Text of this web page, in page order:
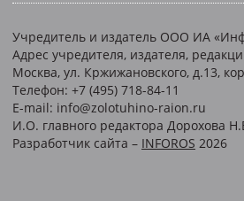
Учредитель и издатель ООО ИА
Адрес учредителя, издателя,
Москва, ул. Кржижановского, д.13,
Телефон: +7 (495) 718-84-11
E-mail: info@zolotuhino-raion.ru
И.О. главного редактора Дорохова
Разработчик сайта – INFOROS 2026